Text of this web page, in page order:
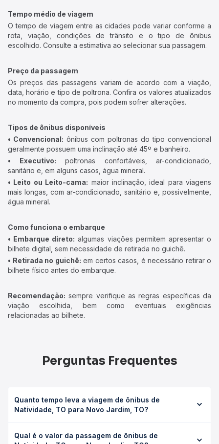
Tempo médio de viagem
O tempo de viagem entre as cidades pode variar conforme a
rota, viação, condições de trânsito e o tipo de ônibus
escolhido. Consulte a estimativa ao selecionar sua passagem.
Preço da passagem
Os preços das passagens variam de acordo com a viação,
data, horário e tipo de poltrona. Confira os valores atualizados
no momento da compra, pois podem sofrer alterações.
Tipos de ônibus disponíveis
• Convencional: ônibus com poltronas do tipo convencional
geralmente possuem uma inclinação até 45º e banheiro.
• Executivo: poltronas confortáveis, ar-condicionado,
sanitário e, em alguns casos, água mineral.
• Leito ou Leito-cama: maior inclinação, ideal para viagens
mais longas, com ar-condicionado, sanitário e, possivelmente,
água mineral.
Como funciona o embarque
• Embarque direto: algumas viações permitem apresentar o
bilhete digital, sem necessidade de retirada no guichê.
• Retirada no guichê: em certos casos, é necessário retirar o
bilhete físico antes do embarque.
Recomendação: sempre verifique as regras específicas da
viação escolhida, bem como eventuais exigências
relacionadas ao bilhete.
Perguntas Frequentes
Quanto tempo leva a viagem de ônibus de
Natividade, TO para Novo Jardim, TO?
TO leva em média 2h 33min, podendo variar conforme a
Qual é o valor da passagem de ônibus de